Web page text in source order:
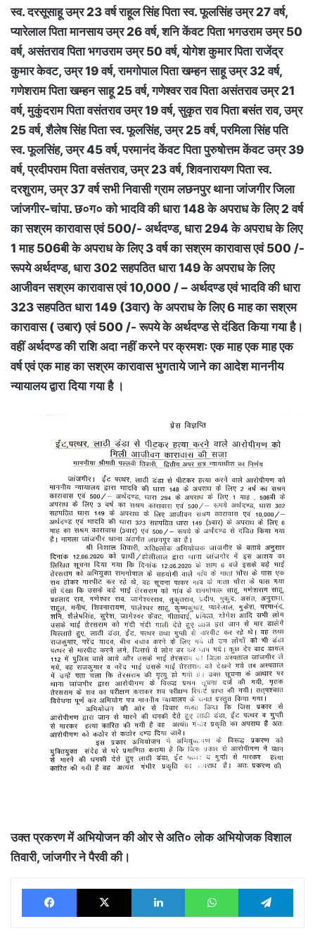
स्व. दरसूसाहू उम्र 23 वर्ष राहूल सिंह पिता स्व. फूलसिंह उम्र 27 वर्ष,
प्यारेलाल पिता मानसाय उम्र 26 वर्ष, शनि केंवट पिता भगउराम उम्र 50
वर्ष, असंतराव पिता भगउराम उम्र 50 वर्ष, योगेश कुमार पिता राजेंद्र
कुमार केवट, उम्र 19 वर्ष, रामगोपाल पिता खम्हन साहू उम्र 32 वर्ष,
गणेशराम पिता खम्हन साहू 25 वर्ष, गणेश्वर राव पिता असंतराव उम्र 21
वर्ष, मुकुंदराम पिता वसंतराव उम्र 19 वर्ष, सुकृत राव पिता बसंत राव, उम्र
25 वर्ष, शैलेष सिंह पिता स्व. फूलसिंह, उम्र 25 वर्ष, परमिला सिंह पति
स्व. फूलसिंह, उम्र 45 वर्ष, परमानंद केंवट पिता पुरुषोत्तम केंवट उम्र 39
वर्ष, प्रदीपराम पिता वसंतराव, उम्र 23 वर्ष, शिवनारायण पिता स्व.
दरशुराम, उम्र 37 वर्ष सभी निवासी ग्राम लछनपुर थाना जांजगीर जिला
जांजगीर-चांपा. छ०ग० को भादवि की धारा 148 के अपराध के लिए 2 वर्ष
का सश्रम कारावास एवं 500/- अर्थदण्ड, धारा 294 के अपराध के लिए
1 माह 506बी के अपराध के लिए 3 वर्ष का सश्रम कारावास एवं 500 /-
रूपये अर्थदण्ड, धारा 302 सहपठित धारा 149 के अपराध के लिए
आजीवन सश्रम कारावास एवं 10,000 / – अर्थदण्ड एवं भादवि की धारा
323 सहपठित धारा 149 (3वार) के अपराध के लिए 6 माह का सश्रम
कारावास ( उबार) एवं 500 /- रूपये के अर्थदण्ड से दंडित किया गया है।
वहीं अर्थदण्ड की राशि अदा नहीं करने पर क्रमशः एक माह एक माह एक
वर्ष एवं एक माह का सश्रम कारावास भुगताये जाने का आदेश माननीय
न्यायालय द्वारा दिया गया है ।
उक्त प्रकरण में अभियोजन की ओर से अति० लोक अभियोजक विशाल
तिवारी, जांजगीर ने पैरवी की।
Facebook X LinkedIn WhatsApp